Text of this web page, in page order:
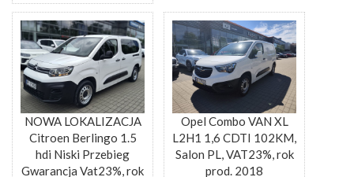
NOWA LOKALIZACJA
Citroen Berlingo 1.5
hdi Niski Przebieg
Gwarancja Vat23%, rok
Opel Combo VAN XL
L2H1 1,6 CDTI 102KM,
Salon PL, VAT23%, rok
prod. 2018